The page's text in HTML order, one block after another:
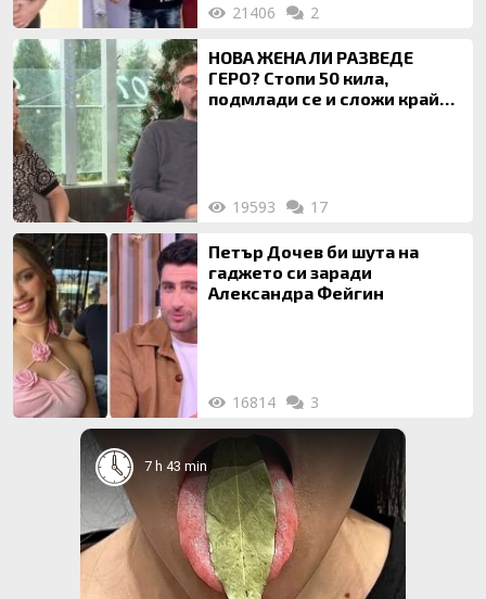
21406 2
НОВА ЖЕНА ЛИ РАЗВЕДЕ
ГЕРО? Стопи 50 кила,
подмлади се и сложи край
19593 17
Петър Дочев би шута на
гаджето си заради
Александра Фейгин
16814 3
7 h 43 min